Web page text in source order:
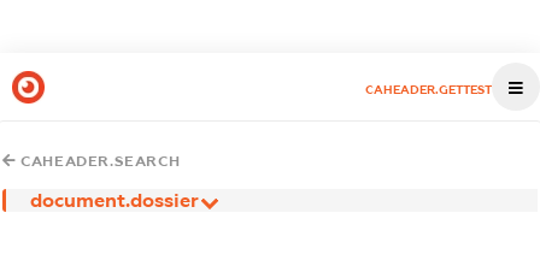
CAHEADER.GETTEST
CAHEADER.SEARCH
document.dossier